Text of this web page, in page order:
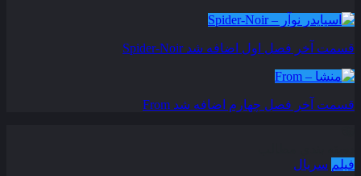
قسمت آخر فصل اول اضافه شد Spider-Noir
قسمت آخر فصل چهارم اضافه شد From
فیلم سریال